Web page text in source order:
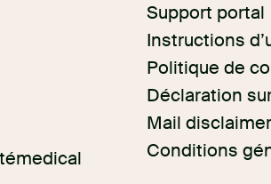
Support portal
Instructions
Politique de
Déclaration
Mail disclaimer
Conditions